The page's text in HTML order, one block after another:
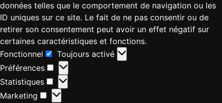
données telles que le comportement de navigation ou les
ID uniques sur ce site. Le fait de ne pas consentir ou de
retirer son consentement peut avoir un effet négatif sur
certaines caractéristiques et fonctions.
Fonctionnel
Toujours activé
Préférences
Statistiques
Marketing